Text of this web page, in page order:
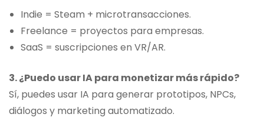
Indie = Steam + microtransacciones.
Freelance = proyectos para empresas.
SaaS = suscripciones en VR/AR.
3. ¿Puedo usar IA para monetizar más rápido?
Sí, puedes usar IA para generar prototipos, NPCs,
diálogos y marketing automatizado.